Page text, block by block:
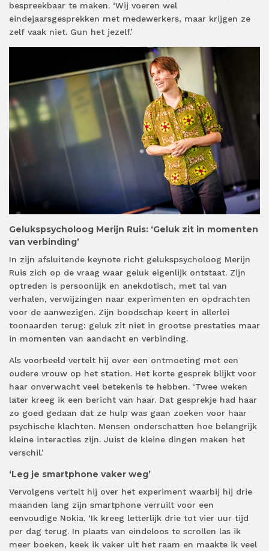
bespreekbaar te maken. ‘Wij voeren wel
eindejaarsgesprekken met medewerkers, maar krijgen ze
zelf vaak niet. Gun het jezelf.’
Gelukspsycholoog Merijn Ruis: ‘Geluk zit in momenten
van verbinding’
In zijn afsluitende keynote richt gelukspsycholoog Merijn
Ruis zich op de vraag waar geluk eigenlijk ontstaat. Zijn
optreden is persoonlijk en anekdotisch, met tal van
verhalen, verwijzingen naar experimenten en opdrachten
voor de aanwezigen. Zijn boodschap keert in allerlei
toonaarden terug: geluk zit niet in grootse prestaties maar
in momenten van aandacht en verbinding.
Als voorbeeld vertelt hij over een ontmoeting met een
oudere vrouw op het station. Het korte gesprek blijkt voor
haar onverwacht veel betekenis te hebben. ‘Twee weken
later kreeg ik een bericht van haar. Dat gesprekje had haar
zo goed gedaan dat ze hulp was gaan zoeken voor haar
psychische klachten. Mensen onderschatten hoe belangrijk
kleine interacties zijn. Juist de kleine dingen maken het
verschil.’
‘Leg je smartphone vaker weg’
Vervolgens vertelt hij over het experiment waarbij hij drie
maanden lang zijn smartphone verruilt voor een
eenvoudige Nokia. ‘Ik kreeg letterlijk drie tot vier uur tijd
per dag terug. In plaats van eindeloos te scrollen las ik
meer boeken, keek ik vaker uit het raam en maakte ik veel